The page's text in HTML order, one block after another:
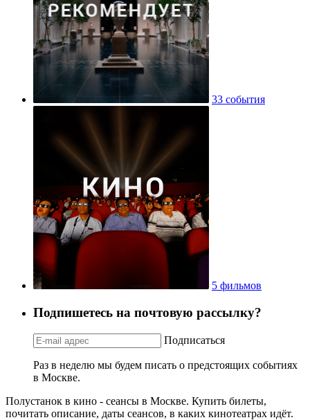
33 события
5 фильмов
Подпишетесь на почтовую рассылку?
Подписаться
Раз в неделю мы будем писать о предстоящих событиях
в Москве.
Полустанок в кино - сеансы в Москве. Купить билеты,
почитать описание, даты сеансов, в каких кинотеатрах идёт.